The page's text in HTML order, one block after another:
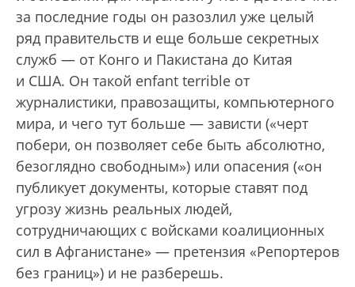
за последние годы он разозлил уже целый
ряд правительств и еще больше секретных
служб — от Конго и Пакистана до Китая
и США. Он такой enfant terrible от
журналистики, правозащиты, компьютерного
мира, и чего тут больше — зависти («черт
побери, он позволяет себе быть абсолютно,
безоглядно свободным») или опасения («он
публикует документы, которые ставят под
угрозу жизнь реальных людей,
сотрудничающих с войсками коалиционных
сил в Афганистане» — претензия «Репортеров
без границ») и не разберешь.